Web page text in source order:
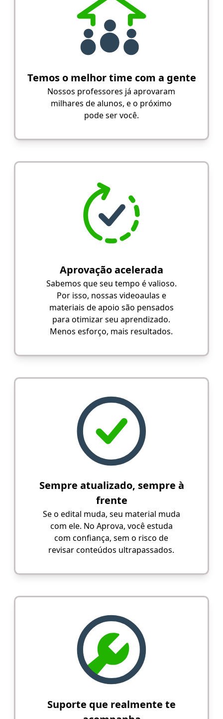
Temos o melhor time com a gente
Nossos professores já aprovaram
milhares de alunos, e o próximo
pode ser você.
Aprovação acelerada
Sabemos que seu tempo é valioso.
Por isso, nossas videoaulas e
materiais de apoio são pensados
para otimizar seu aprendizado.
Menos esforço, mais resultados.
Sempre atualizado, sempre à
frente
Se o edital muda, seu material muda
com ele. No Aprova, você estuda
com confiança, sem o risco de
revisar conteúdos ultrapassados.
Suporte que realmente te